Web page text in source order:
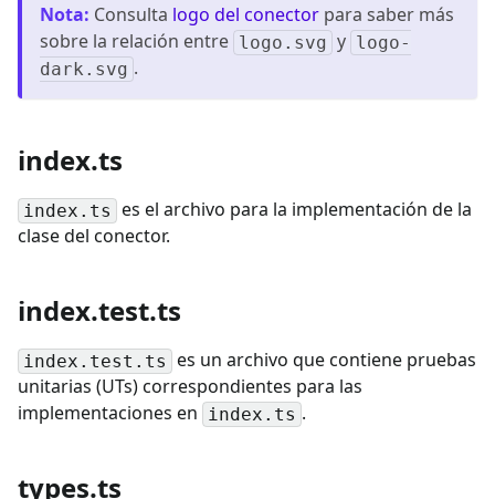
Nota: Consulta logo del conector para saber más
sobre la relación entre logo.svg y logo-
dark.svg .
index.ts
index.ts es el archivo para la implementación de la
clase del conector.
index.test.ts
index.test.ts es un archivo que contiene pruebas
unitarias (UTs) correspondientes para las
implementaciones en
index.ts .
types.ts